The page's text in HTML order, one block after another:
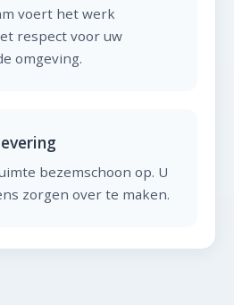
voert het werk
respect voor uw
omgeving.
bezemschoon op. U
zorgen over te maken.